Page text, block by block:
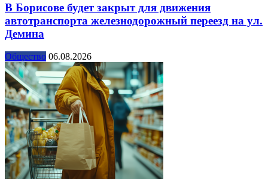
В Борисове будет закрыт для движения
автотранспорта железнодорожный переезд на ул.
Демина
Общество 06.08.2026